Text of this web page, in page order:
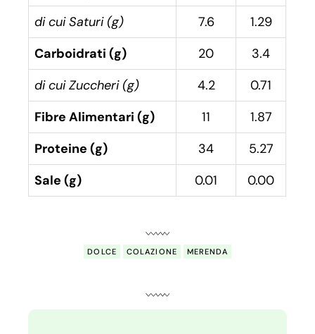
di cui Saturi (g)
7.6
1.29
Carboidrati (g)
20
3.4
di cui Zuccheri (g)
4.2
0.71
Fibre Alimentari (g)
11
1.87
Proteine (g)
34
5.27
Sale (g)
0.01 0.00
DOLCE COLAZIONE MERENDA